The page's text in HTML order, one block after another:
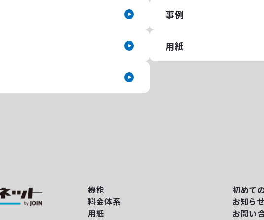
事例
用紙
機能
料金体系
用紙
初めて
お知らせ
お問い